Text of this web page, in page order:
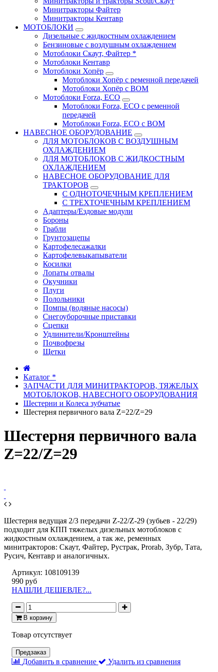
Минитракторы Файтер
Минитракторы Кентавр
МОТОБЛОКИ
Дизельные с жидкостным охлаждением
Бензиновые с воздушным охлаждением
Мотоблоки Скаут, Файтер *
Мотоблоки Кентавр
Мотоблоки Хопёр
Мотоблоки Хопёр с ременной передачей
Мотоблоки Хопёр с ВОМ
Мотоблоки Forza, ECO
Мотоблоки Forza, ЕСО с ременной
передачей
Мотоблоки Forza, ЕСО с ВОМ
НАВЕСНОЕ ОБОРУДОВАНИЕ
ДЛЯ МОТОБЛОКОВ С ВОЗДУШНЫМ
ОХЛАЖДЕНИЕМ
ДЛЯ МОТОБЛОКОВ С ЖИДКОСТНЫМ
ОХЛАЖДЕНИЕМ
НАВЕСНОЕ ОБОРУДОВАНИЕ ДЛЯ
ТРАКТОРОВ
С ОДНОТОЧЕЧНЫМ КРЕПЛЕНИЕМ
С ТРЕХТОЧЕЧНЫМ КРЕПЛЕНИЕМ
Адаптеры/Ездовые модули
Бороны
Грабли
Грунтозацепы
Картофелесажалки
Картофелевыкапыватели
Косилки
Лопаты отвалы
Окучники
Плуги
Полольники
Помпы (водяные насосы)
Снегоуборочные приставки
Сцепки
Удлинители/Кронштейны
Почвофрезы
Щетки
Каталог *
ЗАПЧАСТИ ДЛЯ МИНИТРАКТОРОВ, ТЯЖЕЛЫХ
МОТОБЛОКОВ, НАВЕСНОГО ОБОРУДОВАНИЯ
Шестерни и Колеса зубчатые
Шестерня первичного вала Z=22/Z=29
Шестерня первичного вала
Z=22/Z=29
Шестерня ведущая 2/3 передачи Z-22/Z-29 (зубьев - 22/29)
подходит для КПП тяжелых дизельных мотоблоков с
жидкостным охлаждением, а так же, ременных
минитракторов: Скаут, Файтер, Рустрак, Prorab, Зубр, Тата,
Русич, Кентавр и аналогичных.
Артикул: 108109139
990 руб
НАШЛИ ДЕШЕВЛЕ?...
В корзину
Товар отсутствует
Предзаказ
Добавить в сравнение Удалить из сравнения